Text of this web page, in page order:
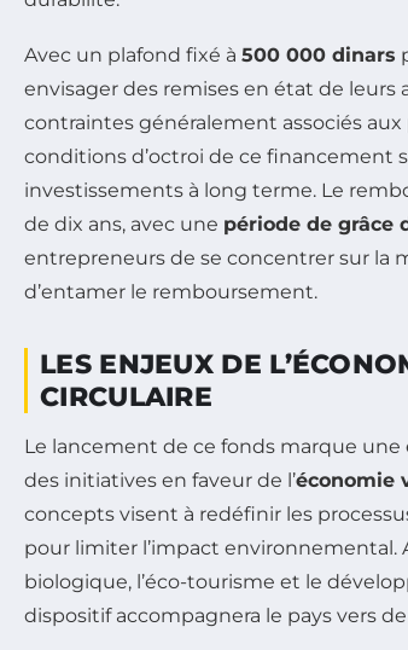
Avec un plafond fixé à 500 000 dinars
envisager des remises en état de leurs
contraintes généralement associés aux
conditions d’octroi de ce financement
investissements à long terme. Le
de dix ans, avec une période de grâce
entrepreneurs de se concentrer sur la
d’entamer le remboursement.
LES ENJEUX DE
CIRCULAIRE
Le lancement de ce fonds marque
des initiatives en faveur de l’économie
concepts visent à redéfinir les
pour limiter l’impact environnemental.
biologique, l’éco-tourisme et le
dispositif accompagnera le pays vers